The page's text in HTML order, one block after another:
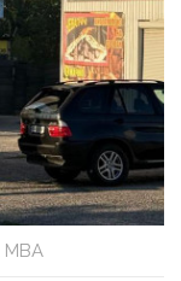
МВА